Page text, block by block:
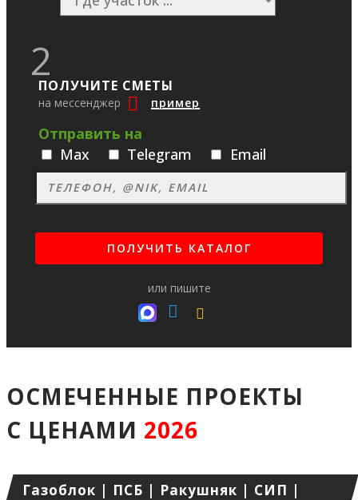
2ПОЛУЧИТЕ СМЕТЫ
на мессенджер пример
Отправить на
Max
Telegram Email
или пишите
ОСМЕЧЕННЫЕ ПРОЕКТЫ
С ЦЕНАМИ 2026
Газоблок | ПСБ | Ракушняк | СИП |